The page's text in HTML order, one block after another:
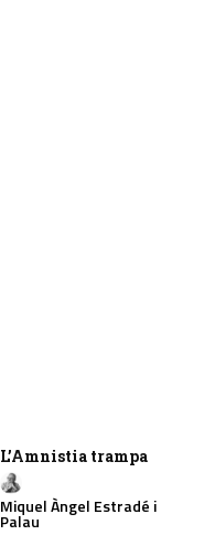
L’Amnistia trampa
Miquel Àngel Estradé i
Palau